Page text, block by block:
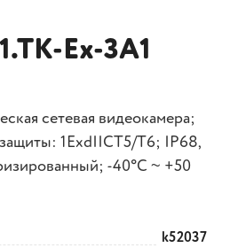
Ex-3A1
сетевая видеокамера;
1ExdIICT5/Т6; IP68,
-40°C ~ +50
k52037